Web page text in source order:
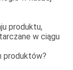
produktu,
w ciągu
produktów?